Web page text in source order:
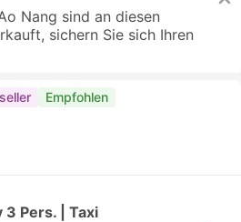
Nang sind an diesen
sichern Sie sich Ihren
Empfohlen
3 Pers. | Taxi